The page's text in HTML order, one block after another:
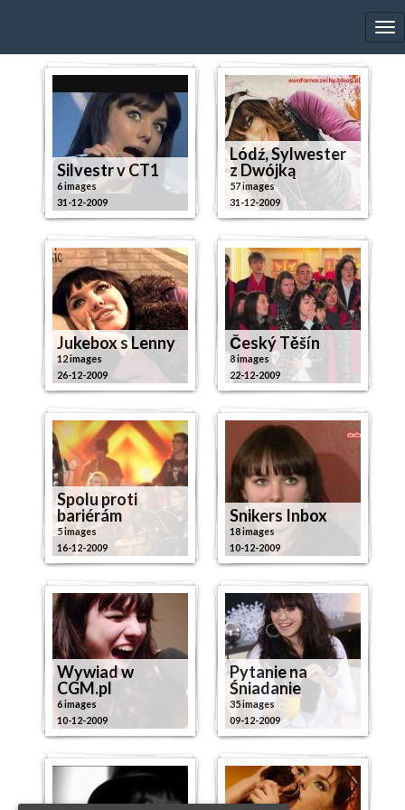
Silvestr v CT1
6 images
31-12-2009
Lódź, Sylwester
z Dwójką
57 images
31-12-2009
Jukebox s Lenny
12 images
26-12-2009
Český Těšín
8 images
22-12-2009
Spolu proti
bariérám
5 images
16-12-2009
Snikers Inbox
18 images
10-12-2009
Wywiad w
CGM.pl
6 images
10-12-2009
Pytanie na
Śniadanie
35 images
09-12-2009